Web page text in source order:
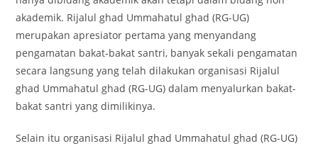
akademik. Rijalul ghad Ummahatul ghad (RG-UG)
merupakan apresiator pertama yang menyandang
pengamatan bakat-bakat santri, banyak sekali pengamatan
secara langsung yang telah dilakukan organisasi Rijalul
ghad Ummahatul ghad (RG-UG) dalam menyalurkan bakat-
bakat santri yang dimilikinya.
Selain itu organisasi Rijalul ghad Ummahatul ghad (RG-UG)